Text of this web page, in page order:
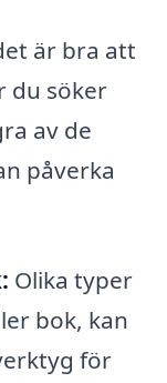
är bra att
du söker
av de
påverka
Olika typer
bok, kan
för